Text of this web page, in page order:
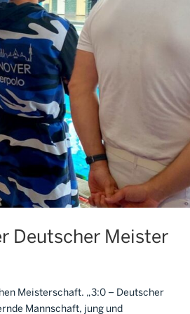
Deutscher Meister
Meisterschaft. „3:0 – Deutscher
Mannschaft, jung und